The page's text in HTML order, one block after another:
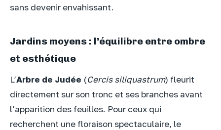
sans devenir envahissant.
Jardins moyens : l’équilibre entre ombre
et esthétique
L’Arbre de Judée (Cercis siliquastrum) fleurit
directement sur son tronc et ses branches avant
l’apparition des feuilles. Pour ceux qui
recherchent une floraison spectaculaire, le